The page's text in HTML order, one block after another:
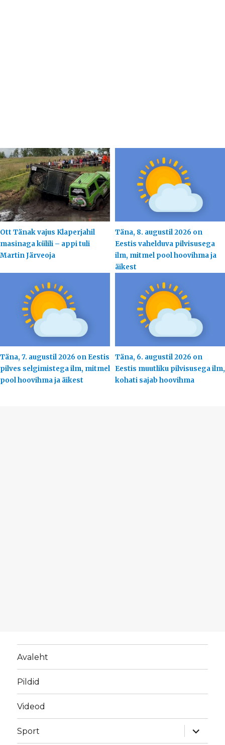
Ott Tänak vajus Klaperjahil
masinaga külili – appi tuli
Martin Järveoja
Täna, 8. augustil 2026 on
Eestis vahelduva pilvisusega
ilm, mitmel pool hoovihma ja
äikest
Täna, 7. augustil 2026 on Eestis
pilves selgimistega ilm, mitmel
pool hoovihma ja äikest
Täna, 6. augustil 2026 on
Eestis muutliku pilvisusega ilm,
kohati sajab hoovihma
Avaleht
Pildid
Videod
Sport
laienda